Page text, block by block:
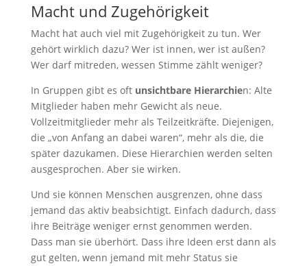
Macht und Zugehörigkeit
Macht hat auch viel mit Zugehörigkeit zu tun. Wer
gehört wirklich dazu? Wer ist innen, wer ist außen?
Wer darf mitreden, wessen Stimme zählt weniger?
In Gruppen gibt es oft unsichtbare Hierarchien: Alte
Mitglieder haben mehr Gewicht als neue.
Vollzeitmitglieder mehr als Teilzeitkräfte. Diejenigen,
die „von Anfang an dabei waren“, mehr als die, die
später dazukamen. Diese Hierarchien werden selten
ausgesprochen. Aber sie wirken.
Und sie können Menschen ausgrenzen, ohne dass
jemand das aktiv beabsichtigt. Einfach dadurch, dass
ihre Beiträge weniger ernst genommen werden.
Dass man sie überhört. Dass ihre Ideen erst dann als
gut gelten, wenn jemand mit mehr Status sie